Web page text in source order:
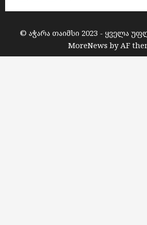
© აჭარა თაიმსი 2023 - ყველა
MoreNews by AF